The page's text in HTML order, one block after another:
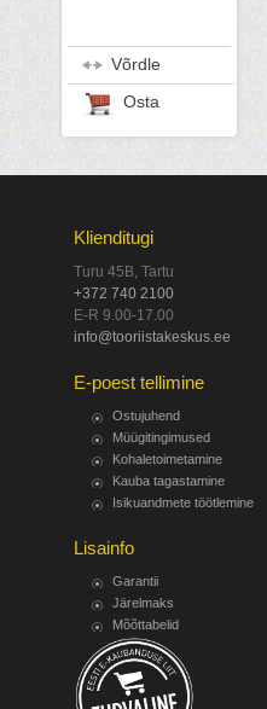
Võrdle
Osta
Klienditugi
Turu 45B, Tartu
+372 740 2100
E-R 9.00-17.00
info@tooriistakeskus.ee
E-poest tellimine
Ostujuhend
Müügitingimused
Kohaletoimetamine
Kauba tagastamine
Isikuandmete töötlemine
Lisainfo
Garantii
Järelmaks
Mõõttabelid